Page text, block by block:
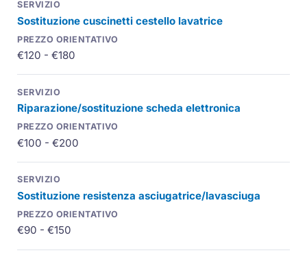
Sostituzione cuscinetti cestello lavatrice
€120 - €180
Riparazione/sostituzione scheda elettronica
€100 - €200
Sostituzione resistenza asciugatrice/lavasciuga
€90 - €150